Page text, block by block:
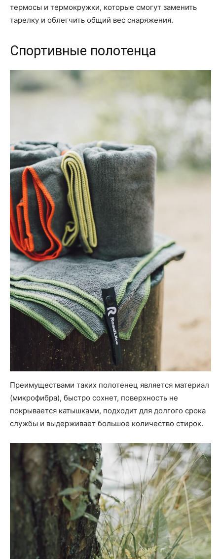
термосы и термокружки, которые смогут заменить
тарелку и облегчить общий вес снаряжения.
Спортивные полотенца
Преимуществами таких полотенец является материал
(микрофибра), быстро сохнет, поверхность не
покрывается катышками, подходит для долгого срока
службы и выдерживает большое количество стирок.